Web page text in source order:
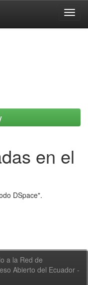
en el
DSpace".
a la Red de
Abierto del Ecuador -